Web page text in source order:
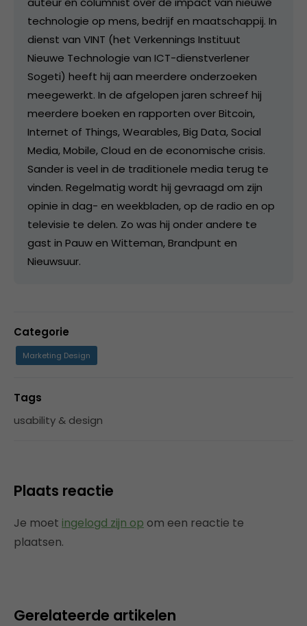
technologie op mens, bedrijf en maatschappij. In
dienst van VINT (het Verkennings Instituut
Nieuwe Technologie van ICT-dienstverlener
Sogeti) heeft hij aan meerdere onderzoeken
meegewerkt. In de afgelopen jaren schreef hij
meerdere boeken en rapporten over Bitcoin,
Internet of Things, Wearables, Big Data, Social
Media, Mobile, Cloud en de economische crisis.
Sander is veel in de traditionele media terug te
vinden. Regelmatig wordt hij gevraagd om zijn
opinie in dag- en weekbladen, op de radio en op
televisie te delen. Zo was hij onder andere te
gast in Pauw en Witteman, Brandpunt en
Nieuwsuur.
Categorie
Marketing Design
Tags
usability & design
Plaats reactie
Je moet ingelogd zijn op om een reactie te
plaatsen.
Gerelateerde artikelen